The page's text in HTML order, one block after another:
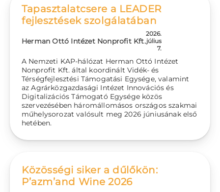
Tapasztalatcsere a LEADER
fejlesztések szolgálatában
Herman Ottó Intézet Nonprofit Kft.
2026.
július
7.
A Nemzeti KAP-hálózat Herman Ottó Intézet
Nonprofit Kft. által koordinált Vidék- és
Térségfejlesztési Támogatási Egysége, valamint
az Agrárközgazdasági Intézet Innovációs és
Digitalizációs Támogató Egysége közös
szervezésében háromállomásos országos szakmai
műhelysorozat valósult meg 2026 júniusának első
hetében.
Közösségi siker a dűlőkön:
P’azm’and Wine 2026